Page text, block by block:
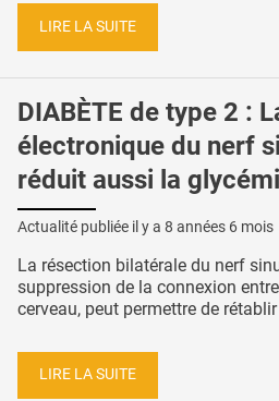
LIRE LA SUITE
DIABÈTE de type 2 :
électronique du nerf
réduit aussi la
Actualité publiée il y a 8 années 6 mois
La résection bilatérale du nerf
suppression de la connexion
cerveau, peut permettre de
LIRE LA SUITE